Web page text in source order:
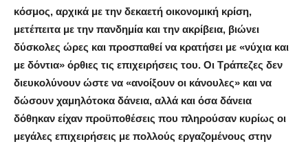
κόσμος, αρχικά με την δεκαετή οικονομική κρίση,
μετέπειτα με την πανδημία και την ακρίβεια, βιώνει
δύσκολες ώρες και προσπαθεί να κρατήσει με «νύχια και
με δόντια» όρθιες τις επιχειρήσεις του. Οι Τράπεζες δεν
διευκολύνουν ώστε να «ανοίξουν οι κάνουλες» και να
δώσουν χαμηλότοκα δάνεια, αλλά και όσα δάνεια
δόθηκαν είχαν προϋποθέσεις που πληρούσαν κυρίως οι
μεγάλες επιχειρήσεις με πολλούς εργαζομένους στην